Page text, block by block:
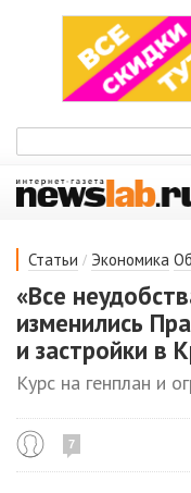
Статьи / Экономика
«Все
изменились
и застройки в
Курс на генплан и
7